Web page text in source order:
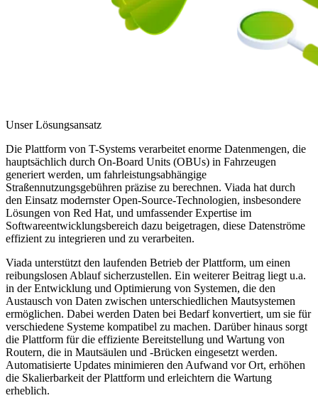
Unser Lösungsansatz
Die Plattform von T-Systems verarbeitet enorme Datenmengen, die
hauptsächlich durch On-Board Units (OBUs) in Fahrzeugen
generiert werden, um fahrleistungsabhängige
Straßennutzungsgebühren präzise zu berechnen. Viada hat durch
den Einsatz modernster Open-Source-Technologien, insbesondere
Lösungen von Red Hat, und umfassender Expertise im
Softwareentwicklungsbereich dazu beigetragen, diese Datenströme
effizient zu integrieren und zu verarbeiten.
Viada unterstützt den laufenden Betrieb der Plattform, um einen
reibungslosen Ablauf sicherzustellen. Ein weiterer Beitrag liegt u.a.
in der Entwicklung und Optimierung von Systemen, die den
Austausch von Daten zwischen unterschiedlichen Mautsystemen
ermöglichen. Dabei werden Daten bei Bedarf konvertiert, um sie für
verschiedene Systeme kompatibel zu machen. Darüber hinaus sorgt
die Plattform für die effiziente Bereitstellung und Wartung von
Routern, die in Mautsäulen und -Brücken eingesetzt werden.
Automatisierte Updates minimieren den Aufwand vor Ort, erhöhen
die Skalierbarkeit der Plattform und erleichtern die Wartung
erheblich.